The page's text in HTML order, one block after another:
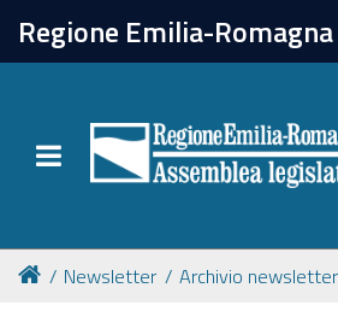
Regione Emilia-Romagna
Toggle navigation
chiudi
Catalogo online
CollezioniNewsletter Archivio newsletter